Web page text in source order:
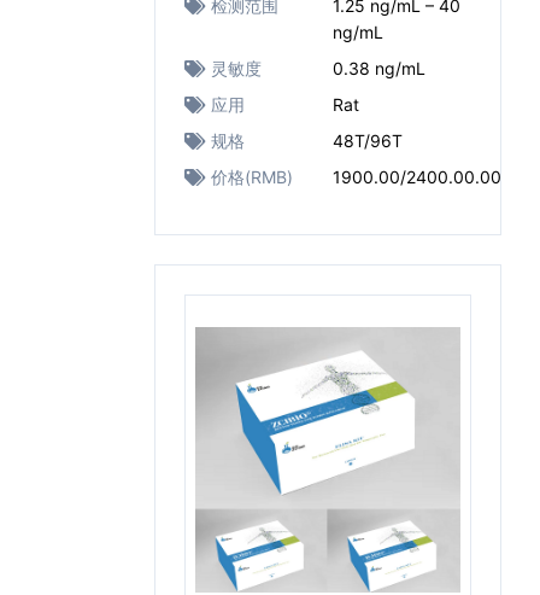
检测范围
1.25 ng/mL – 40
ng/mL
灵敏度
0.38 ng/mL
应用
Rat
规格
48T/96T
价格(RMB)
1900.00/2400.00.00